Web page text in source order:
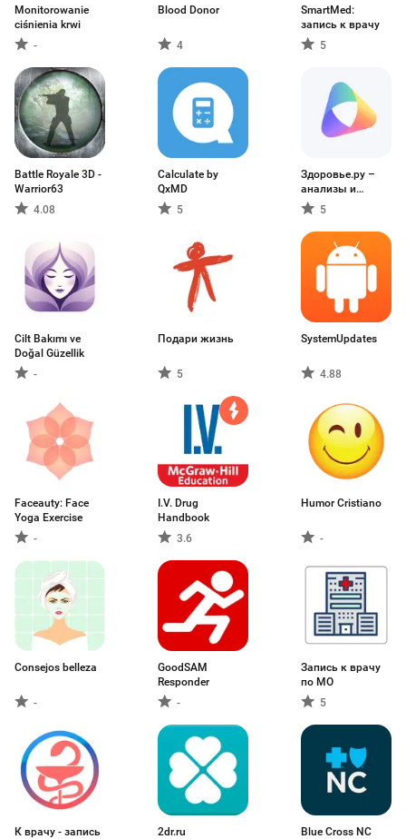
Monitorowanie
ciśnienia krwi
-
Blood Donor
4
SmartMed:
запись к врачу
5
Battle Royale 3D -
Warrior63
4.08
Calculate by
QxMD
5
Здоровье.ру –
анализы и
чекапы
5
Cilt Bakımı ve
Doğal Güzellik
-
Подари жизнь
5
SystemUpdates
4.88
Faceauty: Face
Yoga Exercise
-
I.V. Drug
Handbook
3.6
Humor Cristiano
-
Consejos belleza
-
GoodSAM
Responder
-
Запись к врачу
по МО
5
К врачу - запись
2dr.ru Blue Cross NC